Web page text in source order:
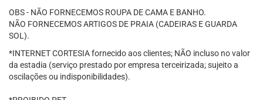
OBS - NÃO FORNECEMOS ROUPA DE CAMA E BANHO.
NÃO FORNECEMOS ARTIGOS DE PRAIA (CADEIRAS E GUARDA
SOL).
*INTERNET CORTESIA fornecido aos clientes; NÃO incluso no valor
da estadia (serviço prestado por empresa terceirizada; sujeito a
oscilações ou indisponibilidades).